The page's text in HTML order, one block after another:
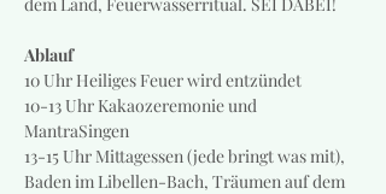
Ablauf
10 Uhr Heiliges Feuer wird entzündet
10-13 Uhr Kakaozeremonie und
MantraSingen
13-15 Uhr Mittagessen (jede bringt was mit),
Baden im Libellen-Bach, Träumen auf dem